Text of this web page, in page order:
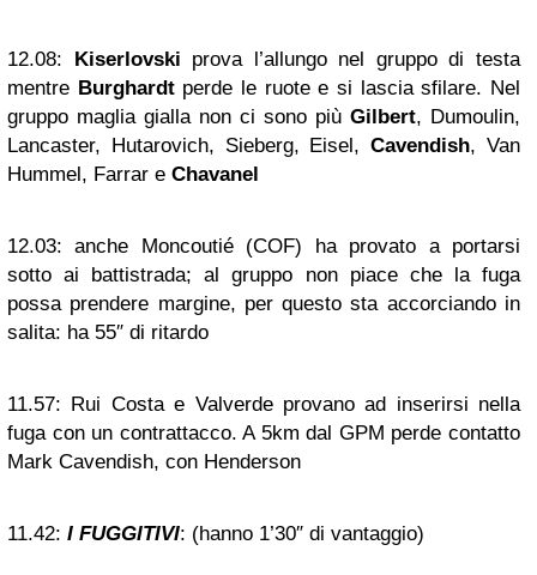
12.08: Kiserlovski prova l’allungo nel gruppo di testa
mentre Burghardtperde le ruote e si lascia sfilare. Nel
gruppo maglia gialla non ci sono più Gilbert, Dumoulin,
Lancaster, Hutarovich, Sieberg, Eisel,Cavendish, Van
Hummel, Farrar e Chavanel
12.03: anche Moncoutié (COF) ha provato a portarsi
sotto ai battistrada; al gruppo non piace che la fuga
possa prendere margine, per questo sta accorciando in
salita: ha 55″ di ritardo
11.57: Rui Costa e Valverde provano ad inserirsi nella
fuga con un contrattacco. A 5km dal GPM perde contatto
Mark Cavendish, con Henderson
11.42: I FUGGITIVI: (hanno 1’30″ di vantaggio)